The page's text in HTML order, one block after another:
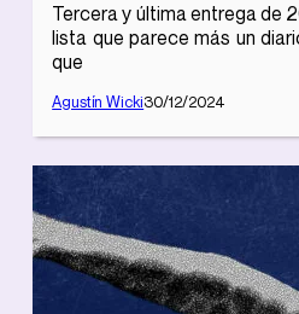
Tercera y última entrega de
lista que parece más un
que
Agustín Wicki30/12/2024